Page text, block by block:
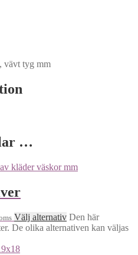
vävt tyg mm
…
Välj alternativ Den här
De olika alternativen kan väljas